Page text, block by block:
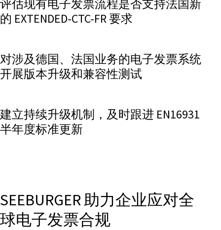
评估现有电子发票流程是否支持法国新
的 EXTENDED-CTC-FR 要求
对涉及德国、法国业务的电子发票系统
开展版本升级和兼容性测试
建立持续升级机制，及时跟进 EN16931
半年度标准更新
SEEBURGER 助力企业应对全
球电子发票合规